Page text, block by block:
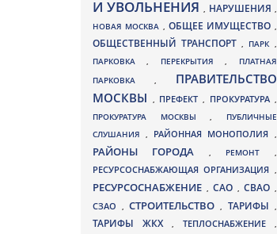
И УВОЛЬНЕНИЯ , НАРУШЕНИЯ ,
НОВАЯ МОСКВА , ОБЩЕЕ ИМУЩЕСТВО ,
ОБЩЕСТВЕННЫЙ ТРАНСПОРТ, ПАРК ,
ПАРКОВКА, ПЕРЕКРЫТИЯ,
ПЛАТНАЯ
ПАРКОВКА ,
ПРАВИТЕЛЬСТВО
МОСКВЫ , ПРЕФЕКТ, ПРОКУРАТУРА ,
ПРОКУРАТУРА МОСКВЫ ,
ПУБЛИЧНЫЕ
СЛУШАНИЯ, РАЙОННАЯ МОНОПОЛИЯ ,
РАЙОНЫ ГОРОДА , РЕМОНТ ,
РЕСУРСОСНАБЖАЮЩАЯ ОРГАНИЗАЦИЯ ,
РЕСУРСОСНАБЖЕНИЕ , САО , СВАО ,
СЗАО ,СТРОИТЕЛЬСТВО, ТАРИФЫ ,
ТАРИФЫ ЖКХ , ТЕПЛОСНАБЖЕНИЕ ,